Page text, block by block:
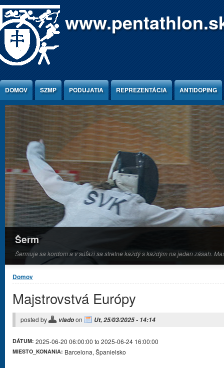
Jump to Content
DOMOV SZMP PODUJATIA REPREZENTÁCIA ANTIDOPING
Šerm
Šermuje sa kordom a v súťaži sa stretne každý s každým na jeden zásah.
Nachádzate sa tu
Domov
Majstrovstvá Európy
posted by vladoon Ut, 25/03/2025 - 14:14
DÁTUM: 2025-06-20 06:00:00 to 2025-06-24 16:00:00
MIESTO_KONANIA: Barcelona, Španielsko